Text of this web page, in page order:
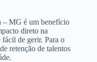
– MG é um benefício
direto na
de gerir. Para o
retenção de talentos